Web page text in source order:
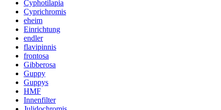
Cyphotilapia
Cyprichromis
eheim
Einrichtung
endler
flavipinnis
frontosa
Gibberosa
Guppy
Guppys
HMF
Innenfilter